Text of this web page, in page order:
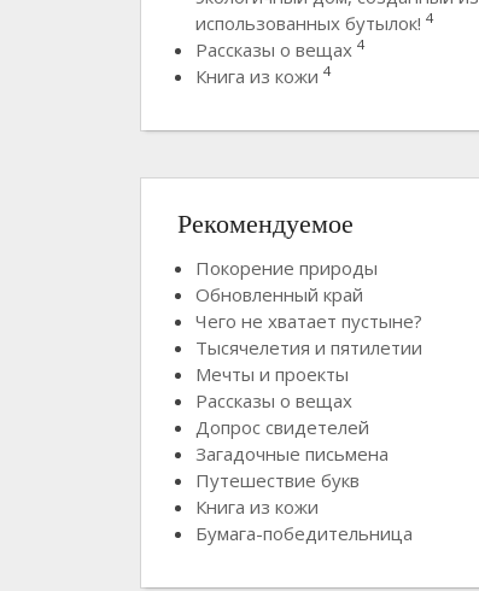
использованных бутылок! 4
Рассказы о вещах 4
Книга из кожи 4
Рекомендуемое
Покорение природы
Обновленный край
Чего не хватает пустыне?
Тысячелетия и пятилетии
Мечты и проекты
Рассказы о вещах
Допрос свидетелей
Загадочные письмена
Путешествие букв
Книга из кожи
Бумага-победительница